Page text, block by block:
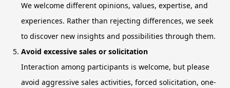
We welcome different opinions, values, expertise, and
experiences. Rather than rejecting differences, we seek
to discover new insights and possibilities through them.
Avoid excessive sales or solicitation
Interaction among participants is welcome, but please
avoid aggressive sales activities, forced solicitation, one-